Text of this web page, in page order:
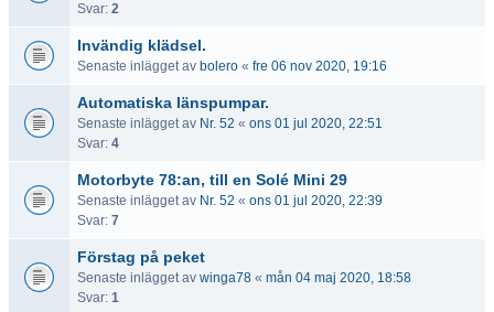
Svar: 2
Invändig klädsel.
Senaste inlägget av bolero « fre 06 nov 2020, 19:16
Automatiska länspumpar.
Senaste inlägget av Nr. 52 « ons 01 jul 2020, 22:51
Svar: 4
Motorbyte 78:an, till en Solé Mini 29
Senaste inlägget av Nr. 52 « ons 01 jul 2020, 22:39
Svar: 7
Förstag på peket
Senaste inlägget av winga78 « mån 04 maj 2020, 18:58
Svar: 1